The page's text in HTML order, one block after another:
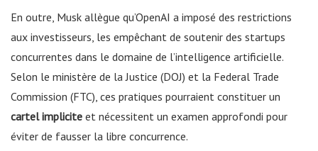
En outre, Musk allègue qu’OpenAI a imposé des restrictions
aux investisseurs, les empêchant de soutenir des startups
concurrentes dans le domaine de l’intelligence artificielle.
Selon le ministère de la Justice (DOJ) et la Federal Trade
Commission (FTC), ces pratiques pourraient constituer un
cartel implicite et nécessitent un examen approfondi pour
éviter de fausser la libre concurrence.